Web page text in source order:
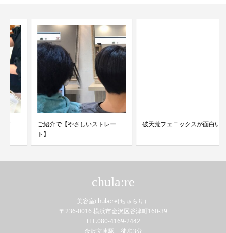
ご紹介で【やさしいストレー
破天荒フェニックスが面白い
chula:re
美容室chula:re(ちゅらり）
〒236-0016 横浜市金沢区谷津町160-39
TEL.080-4169-2442
金沢文庫駅 徒歩3分